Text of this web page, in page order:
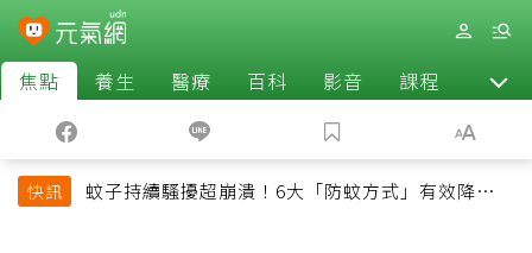
焦點 養生 醫療 百科 影音 課程 退休
快訊
蚊子持續騷擾超崩潰！6大「防蚊方式」有效降低被